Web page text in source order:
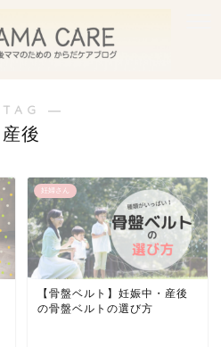
―
産後
妊婦さん
【骨盤ベルト】妊娠中・産後
の骨盤ベルトの選び方